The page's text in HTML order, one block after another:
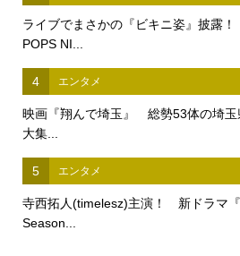
ライブでまさかの『ビキニ姿』披露
POPS NI...
4 エンタメ
映画『翔んで埼玉』 総勢53体の埼玉
大集...
5 エンタメ
寺西拓人(timelesz)主演！ 新ドラマ
Season...